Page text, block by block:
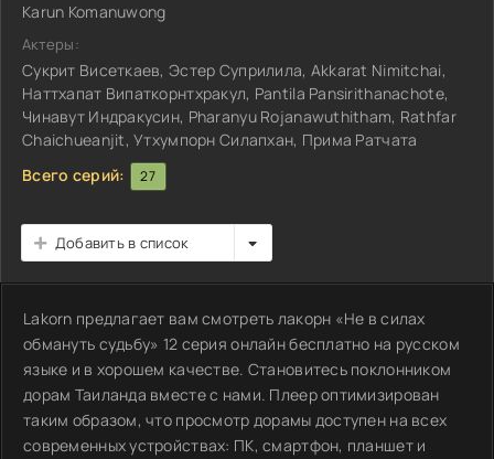
Karun Komanuwong
Актеры:
Сукрит Висеткаев, Эстер Суприлила, Akkarat Nimitchai,
Наттхапат Випаткорнтхракул, Pantila Pansirithanachote,
Чинавут Индракусин, Pharanyu Rojanawuthitham, Rathfar
Chaichueanjit, Утхумпорн Силапхан, Прима Ратчата
Всего серий:
27
Добавить в список
Lakorn предлагает вам смотреть лакорн «Не в силах
обмануть судьбу» 12 серия онлайн бесплатно на русском
языке и в хорошем качестве. Становитесь поклонником
дорам Таиланда вместе с нами. Плеер оптимизирован
таким образом, что просмотр дорамы доступен на всех
современных устройствах: ПК, смартфон, планшет и